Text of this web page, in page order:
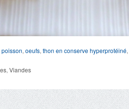
poisson, oeufs, thon en conservehyperprotéiné,
, Viandes